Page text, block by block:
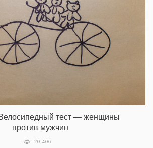
тест — женщины
против мужчин
20 406